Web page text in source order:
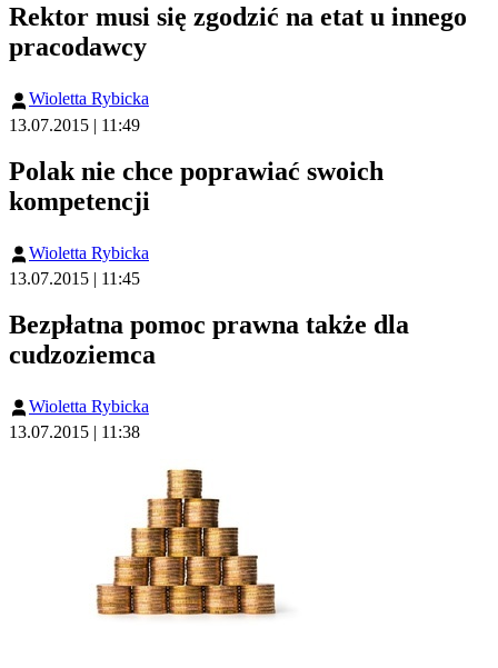
Rektor musi się zgodzić na etat u innego
pracodawcy
Wioletta Rybicka
13.07.2015 | 11:49
Polak nie chce poprawiać swoich
kompetencji
Wioletta Rybicka
13.07.2015 | 11:45
Bezpłatna pomoc prawna także dla
cudzoziemca
Wioletta Rybicka
13.07.2015 | 11:38